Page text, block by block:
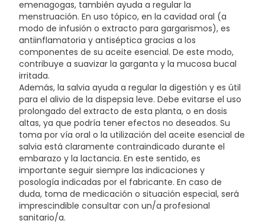
emenagogas, también ayuda a regular la
menstruación. En uso tópico, en la cavidad oral (a
modo de infusión o extracto para gargarismos), es
antiinflamatoria y antiséptica gracias a los
componentes de su aceite esencial. De este modo,
contribuye a suavizar la garganta y la mucosa bucal
irritada.
Además, la salvia ayuda a regular la digestión y es útil
para el alivio de la dispepsia leve. Debe evitarse el uso
prolongado del extracto de esta planta, o en dosis
altas, ya que podría tener efectos no deseados. Su
toma por vía oral o la utilización del aceite esencial de
salvia está claramente contraindicado durante el
embarazo y la lactancia. En este sentido, es
importante seguir siempre las indicaciones y
posología indicadas por el fabricante. En caso de
duda, toma de medicación o situación especial, será
imprescindible consultar con un/a profesional
sanitario/a.